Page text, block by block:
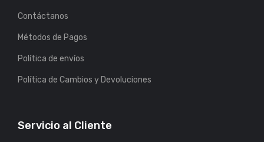
Contáctanos
Métodos de Pagos
Política de envíos
Política de Cambios y Devoluciones
Servicio al Cliente